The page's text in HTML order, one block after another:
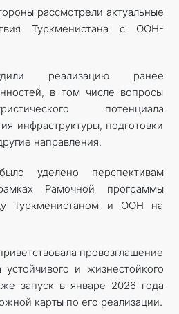
рассмотрели актуальные
Туркменистана с ООН-
реализацию ранее
в том числе вопросы
потенциала
инфраструктуры, подготовки
направления.
уделено перспективам
Рамочной программы
Туркменистаном и ООН на
провозглашение
и жизнестойкого
запуск в январе 2026 года
карты по его реализации.